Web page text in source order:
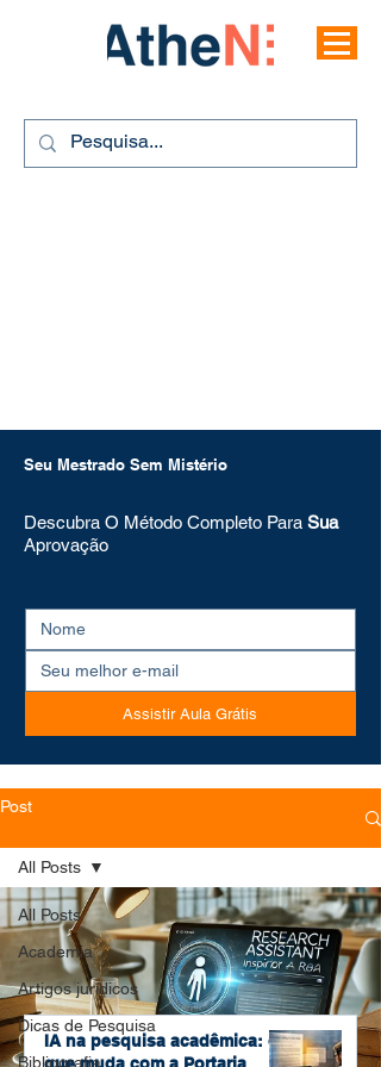
Seu Mestrado Sem Mistério
Descubra O Método Completo Para Sua
Aprovação
Assistir Aula Grátis
Post
All Posts
Academia
Artigos jurídicos
Dicas de Pesquisa
Bibliografia
All Posts
IA na pesquisa acadêmica: o